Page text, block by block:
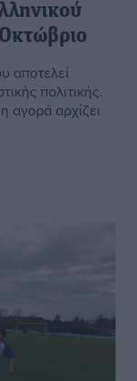
αποτελεί
πολιτικής.
αγορά αρχίζει